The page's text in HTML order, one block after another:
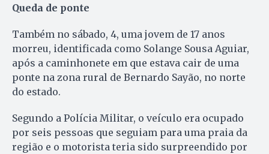
Queda de ponte
Também no sábado, 4, uma jovem de 17 anos
morreu, identificada como Solange Sousa Aguiar,
após a caminhonete em que estava cair de uma
ponte na zona rural de Bernardo Sayão, no norte
do estado.
Segundo a Polícia Militar, o veículo era ocupado
por seis pessoas que seguiam para uma praia da
região e o motorista teria sido surpreendido por